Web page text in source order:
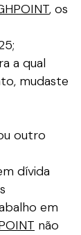
, os
a qual
mudaste
outro
dívida
em
não